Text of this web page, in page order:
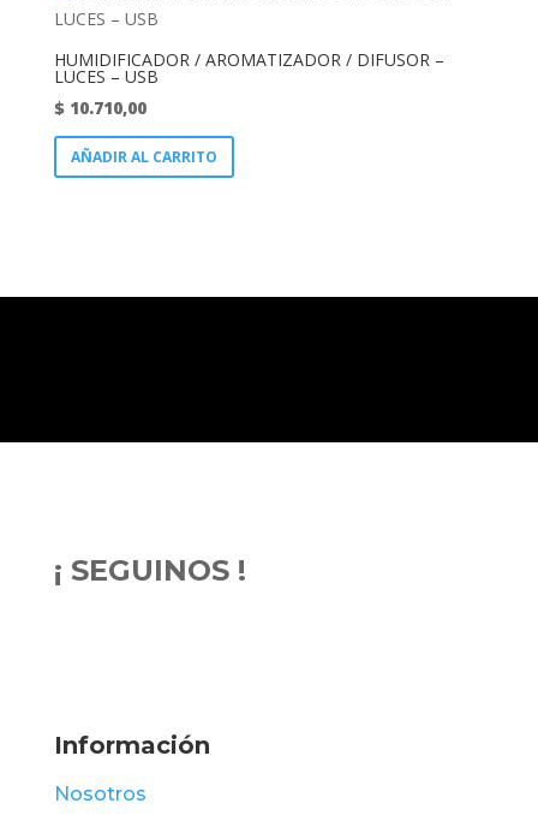
HUMIDIFICADOR / AROMATIZADOR / DIFUSOR –
LUCES – USB
$10.710,00
AÑADIR AL CARRITO
¡ SEGUINOS !
Información
Nosotros